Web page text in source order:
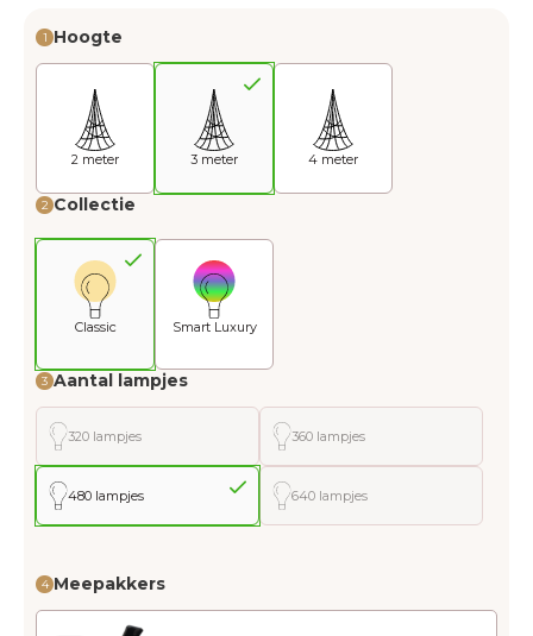
1 Hoogte
2 meter 3 meter 4 meter
2 Collectie
Classic Smart Luxury
3 Aantal lampjes
320 lampjes 360 lampjes
480 lampjes 640 lampjes
4 Meepakkers